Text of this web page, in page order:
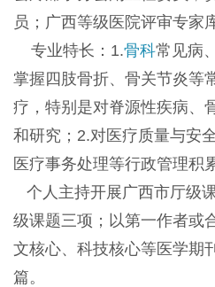
员；广西等级医院评审专家
专业特长：1.骨科常见病
掌握四肢骨折、骨关节炎等
疗，特别是对脊源性疾病、
和研究；2.对医疗质量与安
医疗事务处理等行政管理积
个人主持开展广西市厅级
级课题三项；以第一作者或
文核心、科技核心等医学期
篇。